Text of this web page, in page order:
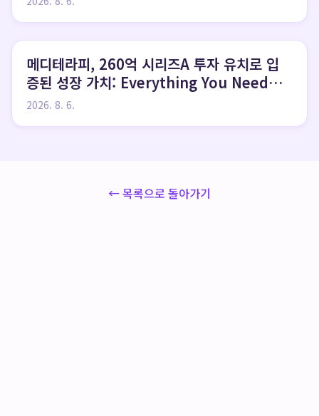
메디테라피, 260억 시리즈A 투자 유치로 입
증된 성장 가치: Everything You Need
to Know
2026. 8. 6.
← 목록으로 돌아가기